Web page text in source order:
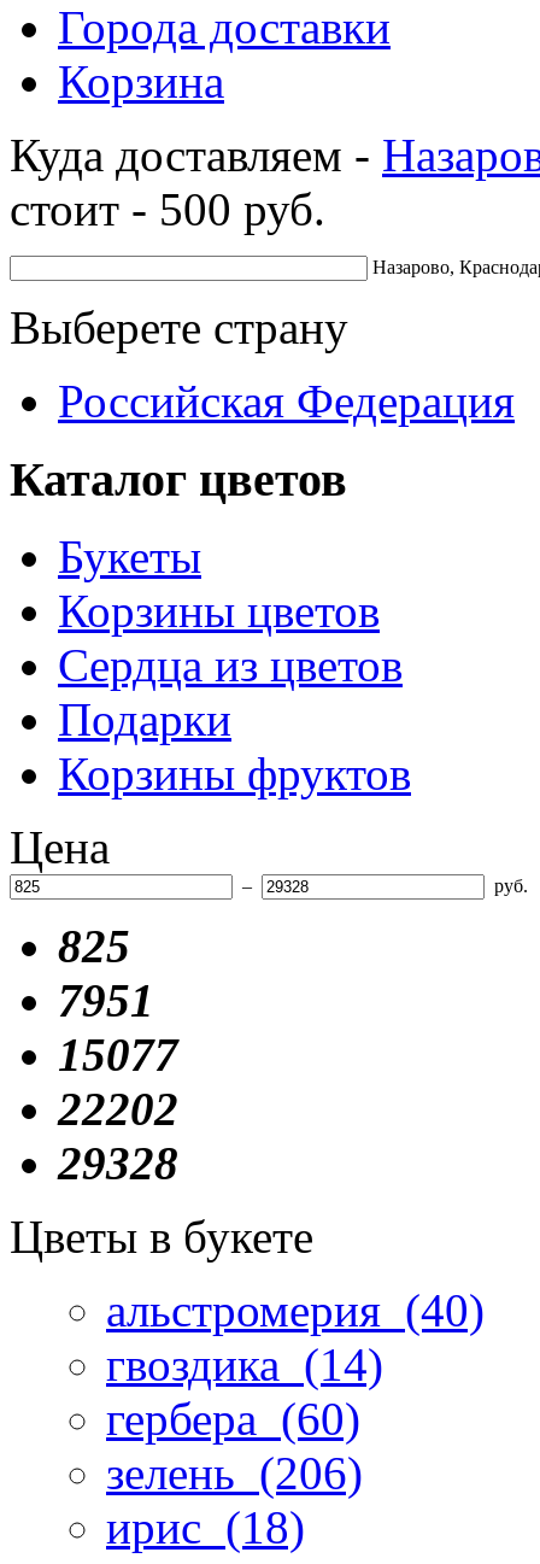
Города доставки
Корзина
Куда доставляем -
стоит - 500 руб.
Назарово,
Выберете страну
Российская Федерация
Каталог цветов
Букеты
Корзины цветов
Сердца из цветов
Подарки
Корзины фруктов
Цена
– руб.
825
7951
15077
22202
29328
Цветы в букете
альстромерия (40)
гвоздика (14)
гербера (60)
зелень (206)
ирис (18)